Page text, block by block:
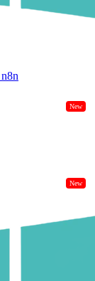
New
New